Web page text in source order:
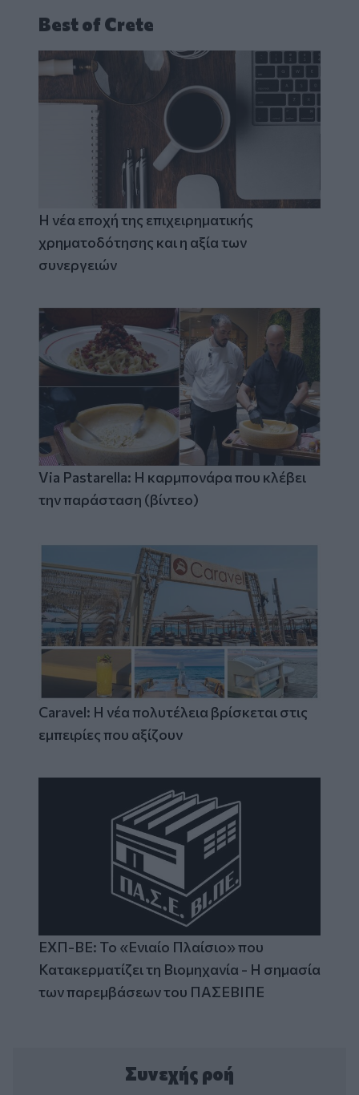
Best of Crete
Η νέα εποχή της επιχειρηματικής
χρηματοδότησης και η αξία των
συνεργειών
Via Pastarella: Η καρμπονάρα που κλέβει
την παράσταση (βίντεο)
Caravel: Η νέα πολυτέλεια βρίσκεται στις
εμπειρίες που αξίζουν
ΕΧΠ-ΒΕ: Το «Ενιαίο Πλαίσιο» που
Κατακερματίζει τη Βιομηχανία - Η σημασία
των παρεμβάσεων του ΠΑΣΕΒΙΠΕ
Συνεχής ροή